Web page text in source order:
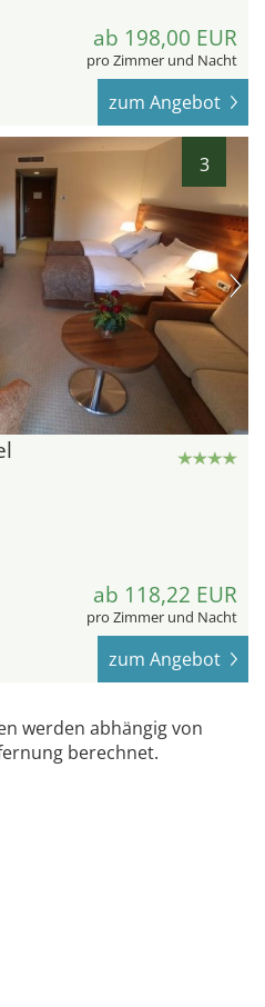
ab 198,00 EUR
pro Zimmer und Nacht
zum Angebot
3
ab 118,22 EUR
pro Zimmer und Nacht
zum Angebot
werden abhängig von
berechnet.